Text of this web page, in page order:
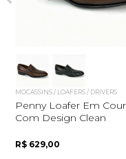
MOCASSINS / LOAFERS / DRIVERS
Penny Loafer Em
Com Design Clean
R$ 629,00